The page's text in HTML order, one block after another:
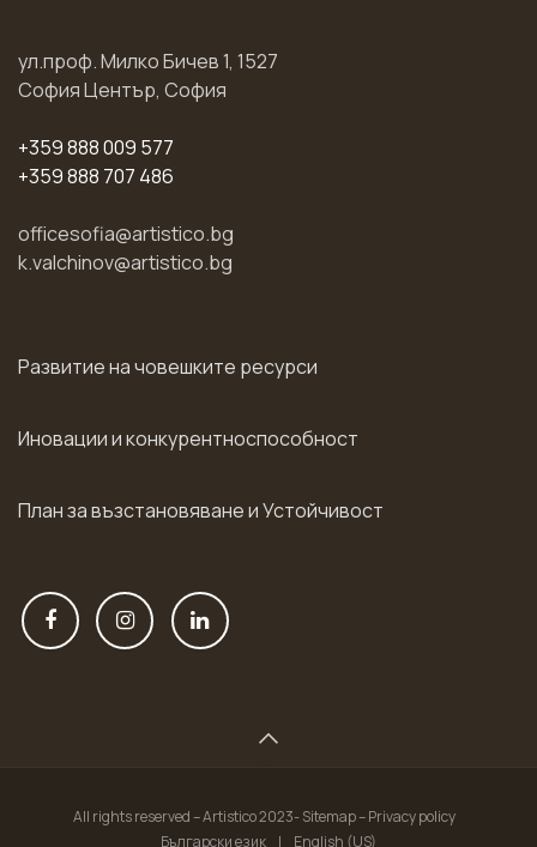
ул.проф. Милко Бичев 1, 1527
София Център, София
+359 888 009 577
+359 888 707 486
officesofia@artistico.bg
k.valchinov@artistico.bg
Развитие на човешките ресурси
Иновации и конкурентноспособност
План за възстановяване и Устойчивост
All rights reserved – Artistico 2023- Sitemap – Privacy policy
Български език
| English (US)